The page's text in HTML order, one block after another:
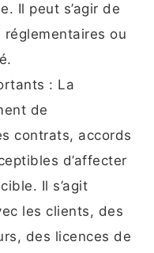
Il peut s’agir de
réglementaires ou
: La
de
contrats, accords
d’affecter
Il s’agit
les clients, des
des licences de